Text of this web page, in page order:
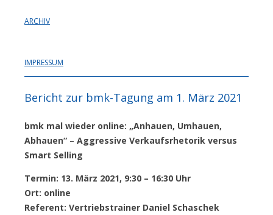
ARCHIV
IMPRESSUM
Bericht zur bmk-Tagung am 1. März 2021
bmk mal wieder online: „Anhauen, Umhauen,
Abhauen“ – Aggressive Verkaufsrhetorik versus
Smart Selling
Termin: 13. März 2021, 9:30 – 16:30 Uhr
Ort: online
Referent: Vertriebstrainer Daniel Schaschek